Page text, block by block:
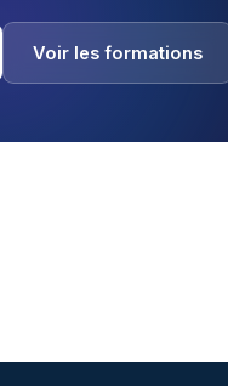
Voir les formations